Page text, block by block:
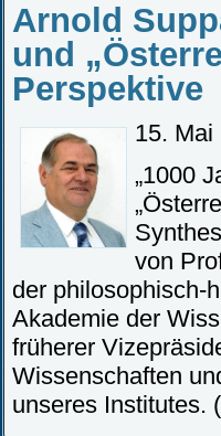
Arnold
und
Perspektive
15. Mai
„1000
von
der philosophisch-
Akademie der
früherer
Wissenschaften
unseres Institutes.